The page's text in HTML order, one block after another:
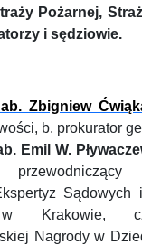
Pożarnej,
i sędziowie.
Zbigniew
b. prokurator
Emil W.
Krakowie,
Nagrody w